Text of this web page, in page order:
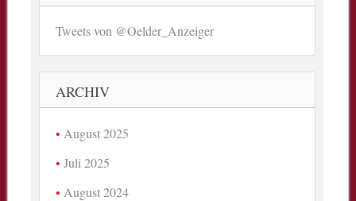
Tweets von @Oelder_Anzeiger
ARCHIV
August 2025
Juli 2025
August 2024